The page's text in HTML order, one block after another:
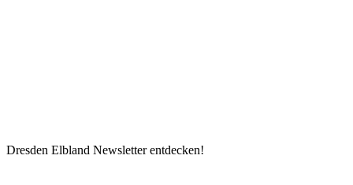
Dresden Elbland Newsletter entdecken!